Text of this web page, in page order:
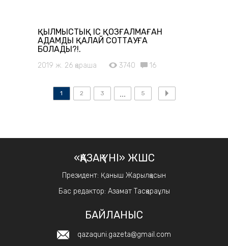
ҚЫЛМЫСТЫҚ ІС ҚОЗҒАЛМАҒАН
АДАМДЫ ҚАЛАЙ СОТТАУҒА
БОЛАДЫ?!.
2019 ж. 26 қараша 3740 16
1 2 3 5
«ҚАЗАҚ ҮНІ» ЖШС
Президент: Қаныш Жарылқасын
Бас редактор: Азамат Тасқараұлы
БАЙЛАНЫС
qazaquni.gazeta@gmail.com